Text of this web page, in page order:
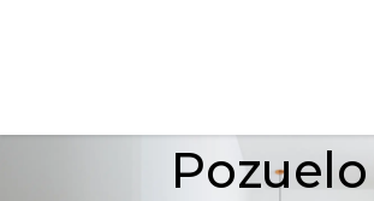
Pozuelo